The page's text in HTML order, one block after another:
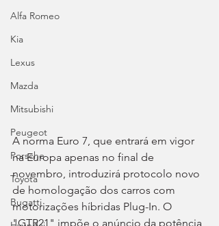
Alfa Romeo
Kia
Lexus
Mazda
Mitsubishi
Peugeot
Porsche
Toyota
Bugatti
A norma Euro 7, que entrará em vigor
na Europa apenas no final de
novembro, introduzirá protocolo novo
de homologação dos carros com
motorizações híbridas Plug-In. O
"GTR21" impõe o anúncio da potência